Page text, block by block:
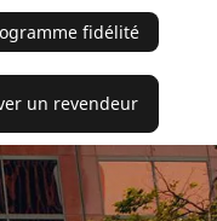
fidélité
un revendeur